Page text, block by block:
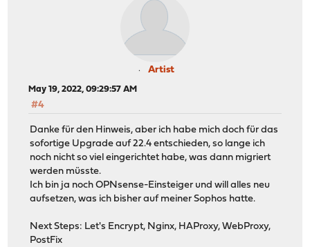
Artist
May 19, 2022, 09:29:57 AM
#4
Danke für den Hinweis, aber ich habe mich doch für das
sofortige Upgrade auf 22.4 entschieden, so lange ich
noch nicht so viel eingerichtet habe, was dann migriert
werden müsste.
Ich bin ja noch OPNsense-Einsteiger und will alles neu
aufsetzen, was ich bisher auf meiner Sophos hatte.
Next Steps: Let's Encrypt, Nginx, HAProxy, WebProxy,
PostFix